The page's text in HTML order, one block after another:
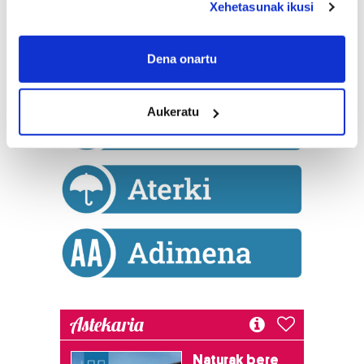
If you allow, we would also like to:
Collect information about your geographical
Identify your device by actively scanning it for
specific characteristics (fingerprinting)
and set your preferences in the
details section
Guk eta gure bazkideek zure datu pertsonalak
prozesatzen ditugu, zure IP zenbakia, besteak beste,
teknologia erabiliz, cookieak adibidez, iragarki eta eduki
pertsonalizatuak eskaintzeko, iragarkiak eta edukia
produktuak garatzeko. Zure datuak nork eta zertarako
erabiltzen dituen hauta dezakezu.
Xehetasunak ikusi
Dena onartu
Aukeratu
Astekaria
Naturak bere